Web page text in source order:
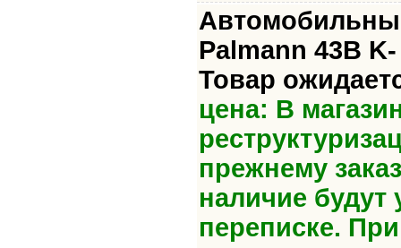
Palmann 43B K-
Товар
цена: В
прежнему
наличие будут
переписке.